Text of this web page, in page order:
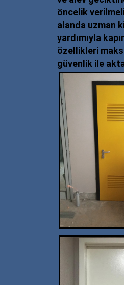
öncelik
alanda uzman
yardımıyla
özellikleri
güvenlik ile